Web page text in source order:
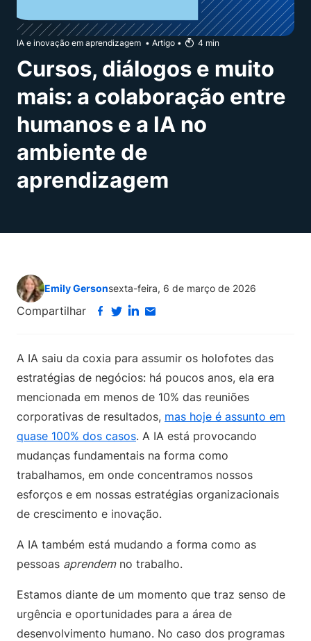
IA e inovação em aprendizagem • Artigo • 4 min
Cursos, diálogos e muito
mais: a colaboração entre
humanos e a IA no
ambiente de
aprendizagem
Emily Gersonsexta-feira, 6 de março de 2026
Compartilhar
A IA saiu da coxia para assumir os holofotes das
estratégias de negócios: há poucos anos, ela era
mencionada em menos de 10% das reuniões
corporativas de resultados, mas hoje é assunto em
quase 100% dos casos. A IA está provocando
mudanças fundamentais na forma como
trabalhamos, em onde concentramos nossos
esforços e em nossas estratégias organizacionais
de crescimento e inovação.
A IA também está mudando a forma como as
pessoas aprendemno trabalho.
Estamos diante de um momento que traz senso de
urgência e oportunidades para a área de
desenvolvimento humano. No caso dos programas